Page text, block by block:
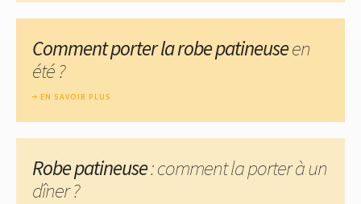
Comment porter la robe patineuseen
été ?
EN SAVOIR PLUS
Robe patineuse: comment la porter à un
dîner ?